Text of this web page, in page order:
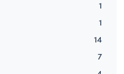
1
1
14
7